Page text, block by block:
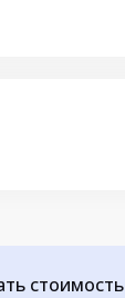
стоимость